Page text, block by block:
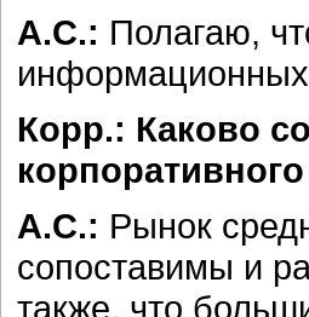
А.С.: Полагаю,
информационных
Корр.: Каково
А.С.: Рынок
сопоставимы и
также, что